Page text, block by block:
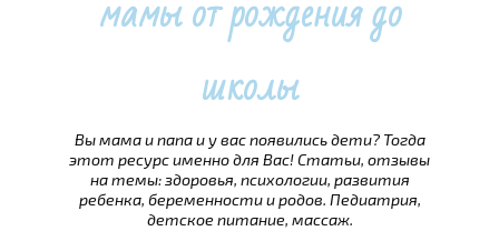
школы
Вы мама и папа и у вас появились дети? Тогда
этот ресурс именно для Вас! Статьи, отзывы
на темы: здоровья, психологии, развития
ребенка, беременности и родов. Педиатрия,
детское питание, массаж.